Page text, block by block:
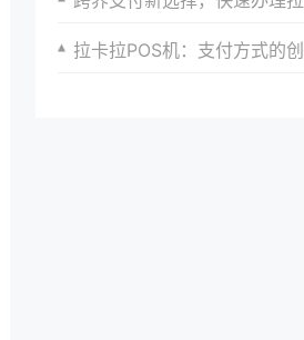
拉卡拉POS机：支付方式的创新与变革